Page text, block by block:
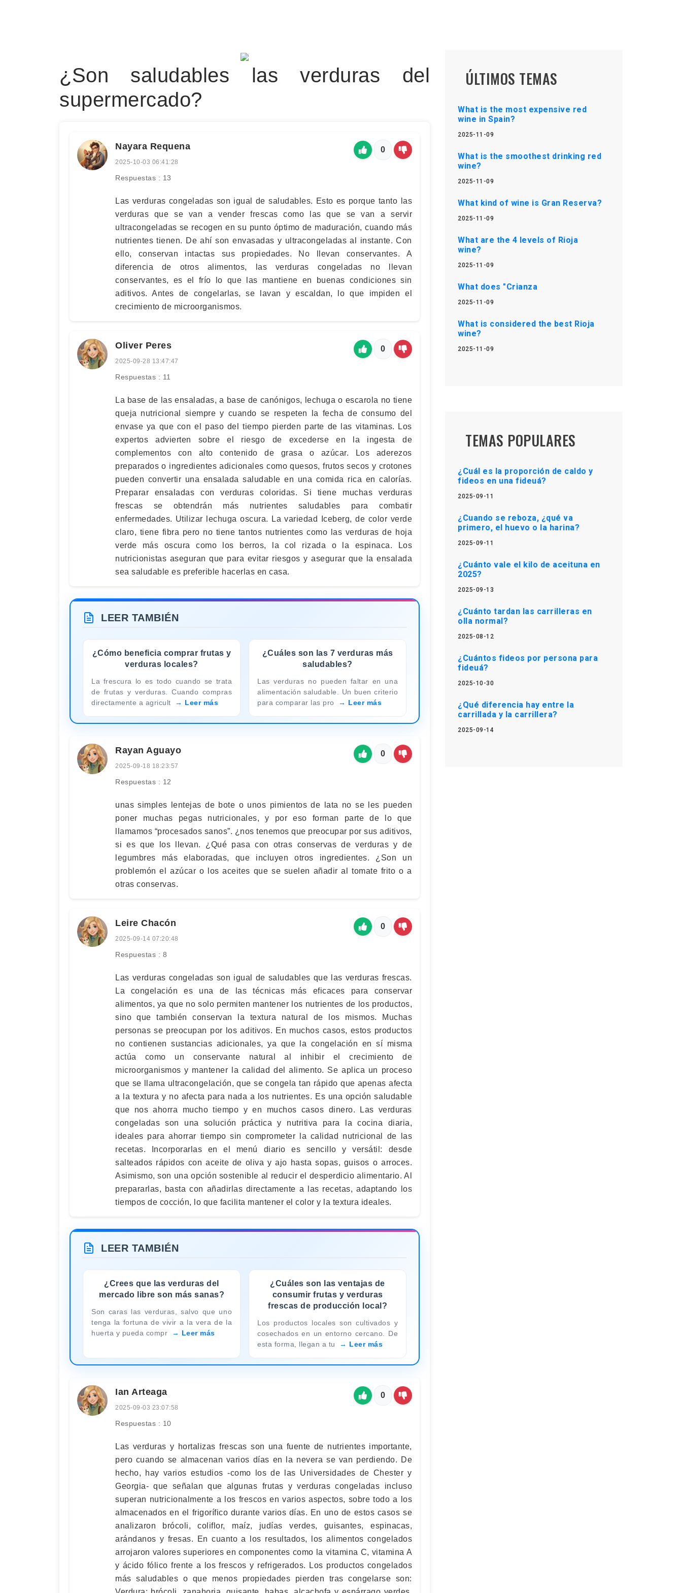
¿Son saludables las verduras del
supermercado?
Nayara Requena
2025-10-03 06:41:28
Respuestas : 13
0
Las verduras congeladas son igual de saludables. Esto es porque tanto las
verduras que se van a vender frescas como las que se van a servir
ultracongeladas se recogen en su punto óptimo de maduración, cuando más
nutrientes tienen. De ahí son envasadas y ultracongeladas al instante. Con
ello, conservan intactas sus propiedades. No llevan conservantes. A
diferencia de otros alimentos, las verduras congeladas no llevan
conservantes, es el frío lo que las mantiene en buenas condiciones sin
aditivos. Antes de congelarlas, se lavan y escaldan, lo que impiden el
crecimiento de microorganismos.
Oliver Peres
2025-09-28 13:47:47
Respuestas : 11
0
La base de las ensaladas, a base de canónigos, lechuga o escarola no tiene
queja nutricional siempre y cuando se respeten la fecha de consumo del
envase ya que con el paso del tiempo pierden parte de las vitaminas. Los
expertos advierten sobre el riesgo de excederse en la ingesta de
complementos con alto contenido de grasa o azúcar. Los aderezos
preparados o ingredientes adicionales como quesos, frutos secos y crotones
pueden convertir una ensalada saludable en una comida rica en calorías.
Preparar ensaladas con verduras coloridas. Si tiene muchas verduras
frescas se obtendrán más nutrientes saludables para combatir
enfermedades. Utilizar lechuga oscura. La variedad Iceberg, de color verde
claro, tiene fibra pero no tiene tantos nutrientes como las verduras de hoja
verde más oscura como los berros, la col rizada o la espinaca. Los
nutricionistas aseguran que para evitar riesgos y asegurar que la ensalada
sea saludable es preferible hacerlas en casa.
LEER TAMBIÉN
¿Cómo beneficia comprar frutas y
verduras locales?
La frescura lo es todo cuando se trata
de frutas y verduras. Cuando compras
directamente a agricult
Leer más
¿Cuáles son las 7 verduras más
saludables?
Las verduras no pueden faltar en una
alimentación saludable. Un buen criterio
para comparar las pro
Leer más
Rayan Aguayo
2025-09-18 18:23:57
Respuestas : 12
0
unas simples lentejas de bote o unos pimientos de lata no se les pueden
poner muchas pegas nutricionales, y por eso forman parte de lo que
llamamos “procesados sanos”. ¿nos tenemos que preocupar por sus aditivos,
si es que los llevan. ¿Qué pasa con otras conservas de verduras y de
legumbres más elaboradas, que incluyen otros ingredientes. ¿Son un
problemón el azúcar o los aceites que se suelen añadir al tomate frito o a
otras conservas.
Leire Chacón
2025-09-14 07:20:48
Respuestas : 8
0
Las verduras congeladas son igual de saludables que las verduras frescas.
La congelación es una de las técnicas más eficaces para conservar
alimentos, ya que no solo permiten mantener los nutrientes de los productos,
sino que también conservan la textura natural de los mismos. Muchas
personas se preocupan por los aditivos. En muchos casos, estos productos
no contienen sustancias adicionales, ya que la congelación en sí misma
actúa como un conservante natural al inhibir el crecimiento de
microorganismos y mantener la calidad del alimento. Se aplica un proceso
que se llama ultracongelación, que se congela tan rápido que apenas afecta
a la textura y no afecta para nada a los nutrientes. Es una opción saludable
que nos ahorra mucho tiempo y en muchos casos dinero. Las verduras
congeladas son una solución práctica y nutritiva para la cocina diaria,
ideales para ahorrar tiempo sin comprometer la calidad nutricional de las
recetas. Incorporarlas en el menú diario es sencillo y versátil: desde
salteados rápidos con aceite de oliva y ajo hasta sopas, guisos o arroces.
Asimismo, son una opción sostenible al reducir el desperdicio alimentario. Al
prepararlas, basta con añadirlas directamente a las recetas, adaptando los
tiempos de cocción, lo que facilita mantener el color y la textura ideales.
LEER TAMBIÉN
¿Crees que las verduras del
mercado libre son más sanas?
Son caras las verduras, salvo que uno
tenga la fortuna de vivir a la vera de la
huerta y pueda compr
Leer más
¿Cuáles son las ventajas de
consumir frutas y verduras
frescas de producción local?
Los productos locales son cultivados y
cosechados en un entorno cercano. De
esta forma, llegan a tu
Leer más
Ian Arteaga
2025-09-03 23:07:58
Respuestas : 10
0
Las verduras y hortalizas frescas son una fuente de nutrientes importante,
pero cuando se almacenan varios días en la nevera se van perdiendo. De
hecho, hay varios estudios -como los de las Universidades de Chester y
Georgia- que señalan que algunas frutas y verduras congeladas incluso
superan nutricionalmente a los frescos en varios aspectos, sobre todo a los
almacenados en el frigorífico durante varios días. En uno de estos casos se
analizaron brócoli, coliflor, maíz, judías verdes, guisantes, espinacas,
arándanos y fresas. En cuanto a los resultados, los alimentos congelados
arrojaron valores superiores en componentes como la vitamina C, vitamina A
y ácido fólico frente a los frescos y refrigerados. Los productos congelados
más saludables o que menos propiedades pierden tras congelarse son:
ÚLTIMOS TEMAS
What is the most expensive red
wine in Spain?
2025-11-09
What is the smoothest drinking red
wine?
2025-11-09
What kind of wine is Gran Reserva?
2025-11-09
What are the 4 levels of Rioja
wine?
2025-11-09
What does "Crianza
2025-11-09
What is considered the best Rioja
wine?
2025-11-09
TEMAS POPULARES
¿Cuál es la proporción de caldo y
fideos en una fideuá?
2025-09-11
¿Cuando se reboza, ¿qué va
primero, el huevo o la harina?
2025-09-11
¿Cuánto vale el kilo de aceituna en
2025?
2025-09-13
¿Cuánto tardan las carrilleras en
olla normal?
2025-08-12
¿Cuántos fideos por persona para
fideuá?
2025-10-30
¿Qué diferencia hay entre la
carrillada y la carrillera?
2025-09-14